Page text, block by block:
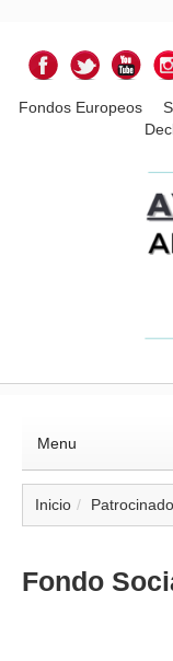
Fondos Europeos
Menu
Inicio
Fondo